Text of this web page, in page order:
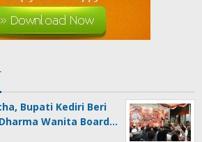
Bupati Kediri Beri
Wanita Board…